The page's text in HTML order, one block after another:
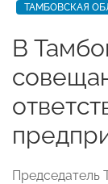
ТАМБОВСКАЯ
В
Председатель